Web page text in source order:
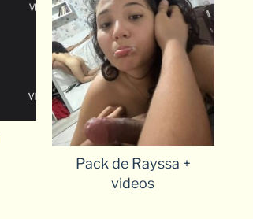
Pack de Rayssa +
videos